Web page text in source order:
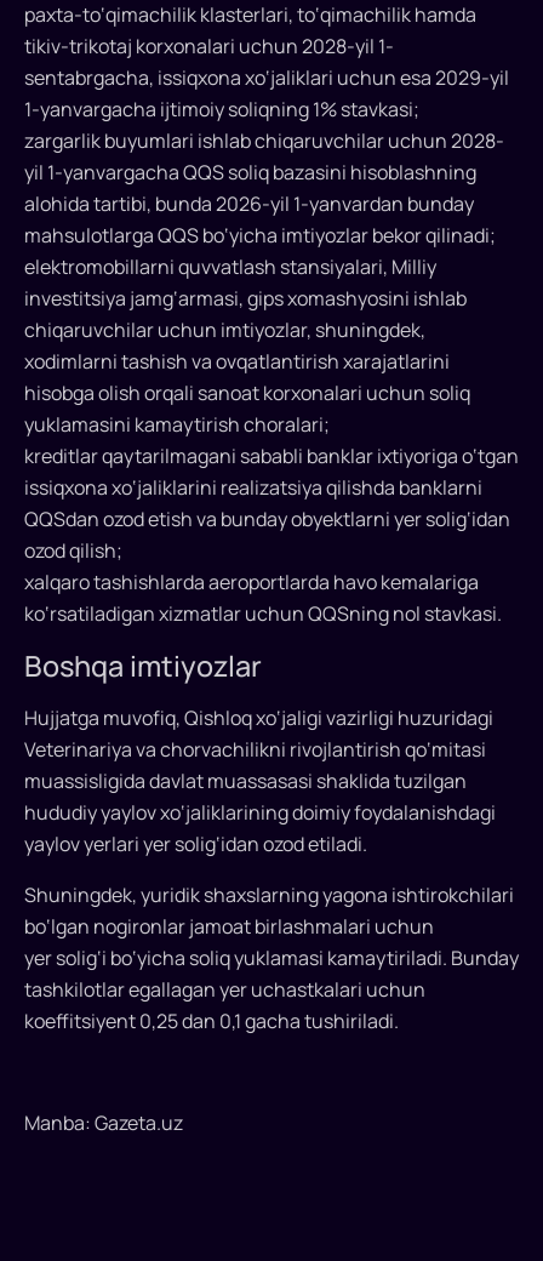
paxta-to‘qimachilik klasterlari, to‘qimachilik hamda
tikiv-trikotaj korxonalari uchun 2028-yil 1-
sentabrgacha, issiqxona xo‘jaliklari uchun esa 2029-yil
1-yanvargacha ijtimoiy soliqning 1% stavkasi;
zargarlik buyumlari ishlab chiqaruvchilar uchun 2028-
yil 1-yanvargacha QQS soliq bazasini hisoblashning
alohida tartibi, bunda 2026-yil 1-yanvardan bunday
mahsulotlarga QQS bo‘yicha imtiyozlar bekor qilinadi;
elektromobillarni quvvatlash stansiyalari, Milliy
investitsiya jamg‘armasi, gips xomashyosini ishlab
chiqaruvchilar uchun imtiyozlar, shuningdek,
xodimlarni tashish va ovqatlantirish xarajatlarini
hisobga olish orqali sanoat korxonalari uchun soliq
yuklamasini kamaytirish choralari;
kreditlar qaytarilmagani sababli banklar ixtiyoriga o‘tgan
issiqxona xo‘jaliklarini realizatsiya qilishda banklarni
QQSdan ozod etish va bunday obyektlarni yer solig‘idan
ozod qilish;
xalqaro tashishlarda aeroportlarda havo kemalariga
ko‘rsatiladigan xizmatlar uchun QQSning nol stavkasi.
Boshqa imtiyozlar
Hujjatga muvofiq, Qishloq xo‘jaligi vazirligi huzuridagi
Veterinariya va chorvachilikni rivojlantirish qo‘mitasi
muassisligida davlat muassasasi shaklida tuzilgan
hududiy yaylov xo‘jaliklarining doimiy foydalanishdagi
yaylov yerlari yer solig‘idan ozod etiladi.
Shuningdek, yuridik shaxslarning yagona ishtirokchilari
bo‘lgan nogironlar jamoat birlashmalari uchun
yer solig‘i bo‘yicha soliq yuklamasi kamaytiriladi. Bunday
tashkilotlar egallagan yer uchastkalari uchun
koeffitsiyent 0,25 dan 0,1 gacha tushiriladi.
Manba: Gazeta.uz